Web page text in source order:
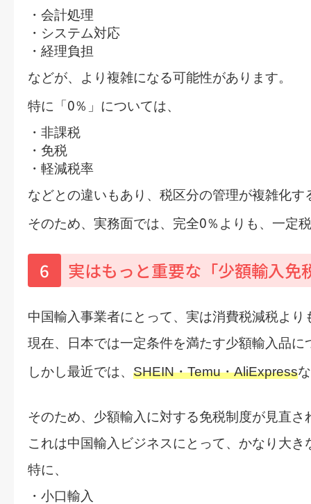
・会計処理
・システム対応
・経理負担
などが、より複雑になる可能性があります。
特に「 0％」については、
・非課税
・免税
・軽減税率
などとの違いもあり、税区分の管理が複雑化す
そのため、実務面では、 完全0％よりも、一定
6 実はもっと重要な「少額輸入免
中国輸入事業者にとって、実は消費税減税よ
現在、日本では一定条件を満たす少額輸入品
しかし最近では、 SHEIN・Temu・AliExpress
そのため、 少額輸入に対する免税制度が見直さ
これは中国輸入ビジネスにとって、かなり大き
特に、
・小口輸入